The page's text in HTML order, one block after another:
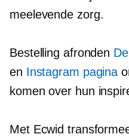
meelevende zorg.
Bestelling afronden
en Instagram pagina
komen over hun
Met Ecwid